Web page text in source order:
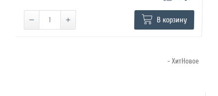
В корзину
- ХитНовое